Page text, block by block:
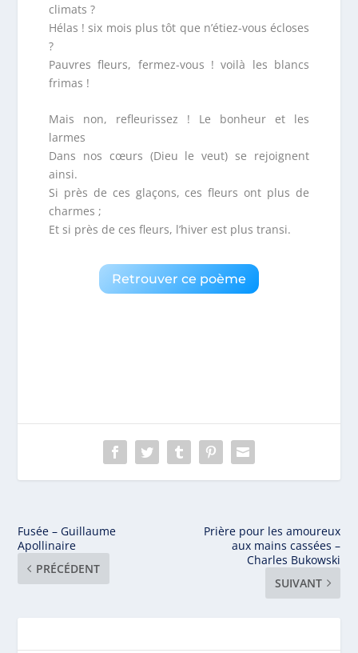
climats ?
Hélas ! six mois plus tôt que n’étiez-vous écloses
?
Pauvres fleurs, fermez-vous ! voilà les blancs
frimas !
Mais non, refleurissez ! Le bonheur et les
larmes
Dans nos cœurs (Dieu le veut) se rejoignent
ainsi.
Si près de ces glaçons, ces fleurs ont plus de
charmes ;
Et si près de ces fleurs, l’hiver est plus transi.
Retrouver ce poème
Fusée – Guillaume
Apollinaire
PRÉCÉDENT
Prière pour les amoureux
aux mains cassées –
Charles Bukowski
SUIVANT